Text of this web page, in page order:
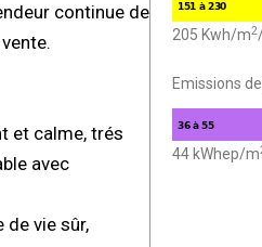
continue de
et calme, trés
avec
vie sûr,
205 Kwh/m2
Emissions
44 kWhep/m